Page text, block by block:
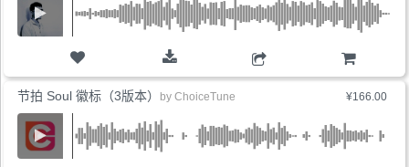
购物车
¥166.00
节拍 Soul 徽标（3版本） by ChoiceTune